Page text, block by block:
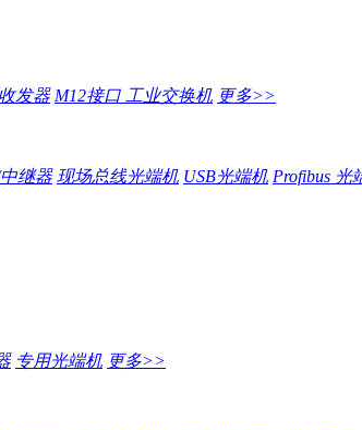
发器 M12接口 工业交换机 更多>>
继器 现场总线光端机 USB光端机 Profibus 光
专用光端机 更多>>